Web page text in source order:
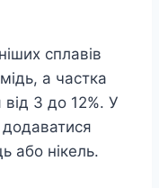
сплавів
а частка
3 до 12%. У
або нікель.